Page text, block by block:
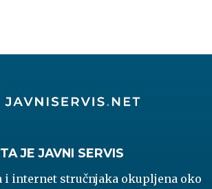
JE JAVNI SERVIS
i internet stručnjaka okupljena oko